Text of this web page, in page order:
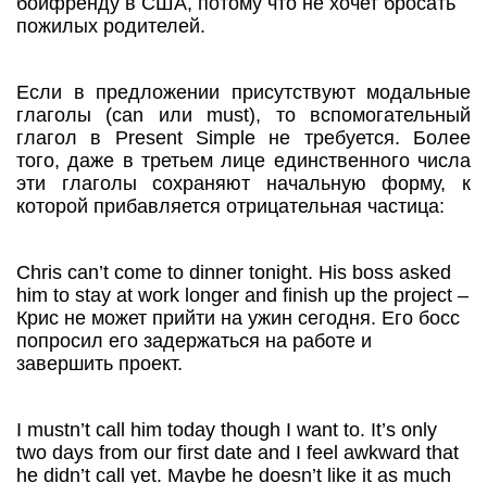
пожилых родителей.
Если в предложении присутствуют модальные
глаголы (can или must), то вспомогательный
глагол в Present Simple не требуется. Более
того, даже в третьем лице единственного числа
эти глаголы сохраняют начальную форму, к
которой прибавляется отрицательная частица:
Chris can’t come to dinner tonight. His boss asked
him to stay at work longer and finish up the project –
Крис не может прийти на ужин сегодня. Его босс
попросил его задержаться на работе и
завершить проект.
I mustn’t call him today though I want to. It’s only
two days from our first date and I feel awkward that
he didn’t call yet. Maybe he doesn’t like it as much